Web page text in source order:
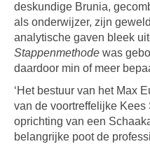
deskundige Brunia,
als onderwijzer, zijn
analytische gaven bleek
Stappenmethode was
daardoor min of meer
‘Het bestuur van het Max
van de voortreffelijke
oprichting van een
belangrijke poot de